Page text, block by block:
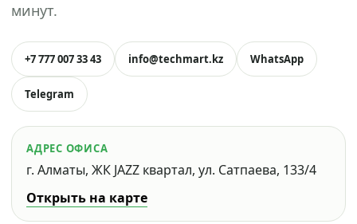
минут.
+7 777 007 33 43 info@techmart.kz WhatsApp
Telegram
АДРЕС ОФИСА
г. Алматы, ЖК JAZZ квартал, ул. Сатпаева, 133/4
Открыть на карте